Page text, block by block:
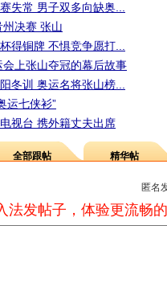
失常 男子双多向缺奥...
决赛 张山
得铜牌 不惧竞争愿打...
上张山夺冠的幕后故事
冬训 奥运名将张山榜...
运七侠衫”
视台 携外籍丈夫出席
全部跟帖 精华帖
匿名
法发帖子，体验更流畅